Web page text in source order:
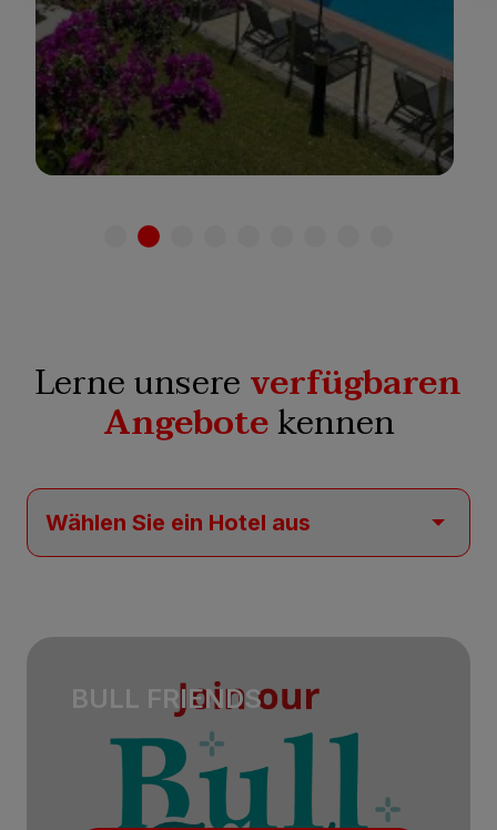
Siehe hotel
Lerne unsereverfügbaren
Angebotekennen
BULL FRIENDS